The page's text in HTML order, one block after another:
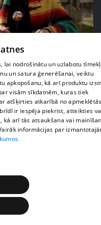
aizkulises
lai nodrošinātu un uzlabotu
un satura ģenerēšanai, veiktu
apkopošanu, kā arī produktu
visām sīkdatnēm, kuras tiek
atšķirties atkarībā no
ir iespēja piekrist, atteikties
kā arī tās atsaukšana vai
informācijas par